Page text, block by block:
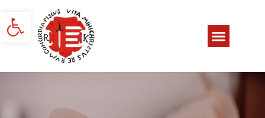
Eszköztár megnyitása